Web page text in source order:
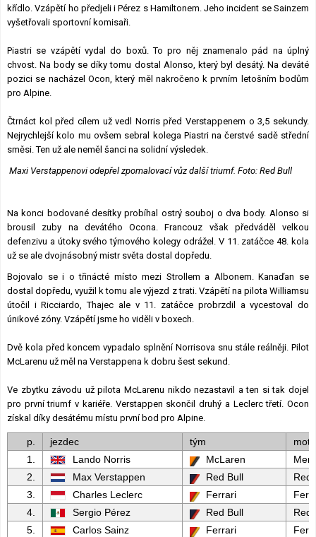
křídlo. Vzápětí ho předjeli i Pérez s Hamiltonem. Jeho incident se Sainzem
vyšetřovali sportovní komisaři.
Piastri se vzápětí vydal do boxů. To pro něj znamenalo pád na úplný
chvost. Na body se díky tomu dostal Alonso, který byl desátý. Na deváté
pozici se nacházel Ocon, který měl nakročeno k prvním letošním bodům
pro Alpine.
Čtrnáct kol před cílem už vedl Norris před Verstappenem o 3,5 sekundy.
Nejrychlejší kolo mu ovšem sebral kolega Piastri na čerstvé sadě střední
směsi. Ten už ale neměl šanci na solidní výsledek.
Maxi Verstappenovi odepřel zpomalovací vůz další triumf. Foto: Red Bull
Na konci bodované desítky probíhal ostrý souboj o dva body. Alonso si
brousil zuby na devátého Ocona. Francouz však předváděl velkou
defenzivu a útoky svého týmového kolegy odrážel. V 11. zatáčce 48. kola
už se ale dvojnásobný mistr světa dostal dopředu.
Bojovalo se i o třinácté místo mezi Strollem a Albonem. Kanaďan se
dostal dopředu, využil k tomu ale výjezd z trati. Vzápětí na pilota Williamsu
útočil i Ricciardo, Thajec ale v 11. zatáčce probrzdil a vycestoval do
únikové zóny. Vzápětí jsme ho viděli v boxech.
Dvě kola před koncem vypadalo splnění Norrisova snu stále reálněji. Pilot
McLarenu už měl na Verstappena k dobru šest sekund.
Ve zbytku závodu už pilota McLarenu nikdo nezastavil a ten si tak dojel
pro první triumf v kariéře. Verstappen skončil druhý a Leclerc třetí. Ocon
získal díky desátému místu první bod pro Alpine.
p. jezdec tým
1.
Lando Norris McLaren
2.
Max Verstappen Red Bull
Red
3.
Charles Leclerc Ferrari
4.
Sergio Pérez Red Bull
Red
5.
Carlos Sainz Ferrari